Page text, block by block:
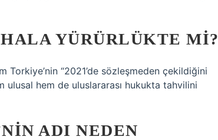
YÜRÜRLÜKTE MI?
“2021’de sözleşmeden çekildiğini
ulusal hem de uluslararası hukukta tahvilini
ADI NEDEN